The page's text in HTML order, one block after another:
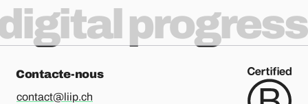
progress
Contacte-nous
contact@liip.ch